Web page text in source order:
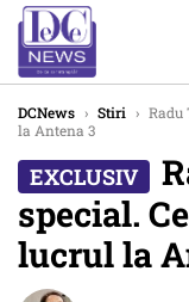
DCNews › Stiri › Radu
la Antena 3
special.
lucrul la